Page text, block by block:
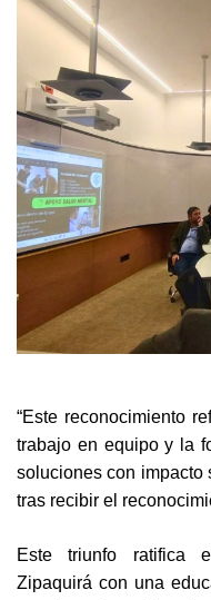
“Este reconocimiento
trabajo en equipo y la
soluciones con impacto
tras recibir el
Este triunfo ratifica
Zipaquirá con una